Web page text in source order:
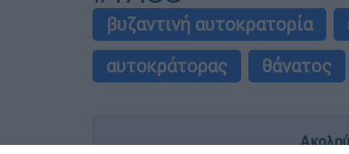
βυζαντινή αυτοκρατορία
αυτοκράτορας
θάνατος